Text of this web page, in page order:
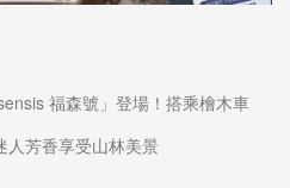
福森號」登場！搭乘檜木車
人芳香享受山林美景